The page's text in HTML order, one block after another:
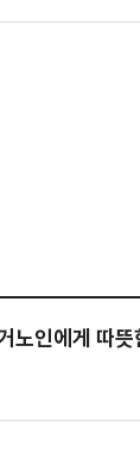
인에게 따뜻